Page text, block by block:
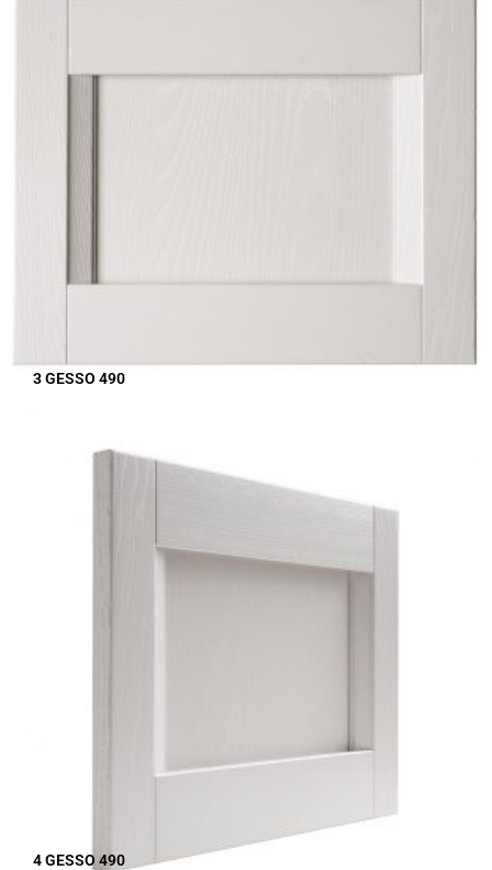
3 GESSO 490
4 GESSO 490